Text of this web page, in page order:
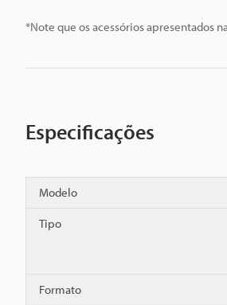
*Note que os acessórios apresentados
Especificações
Modelo
Tipo
Formato